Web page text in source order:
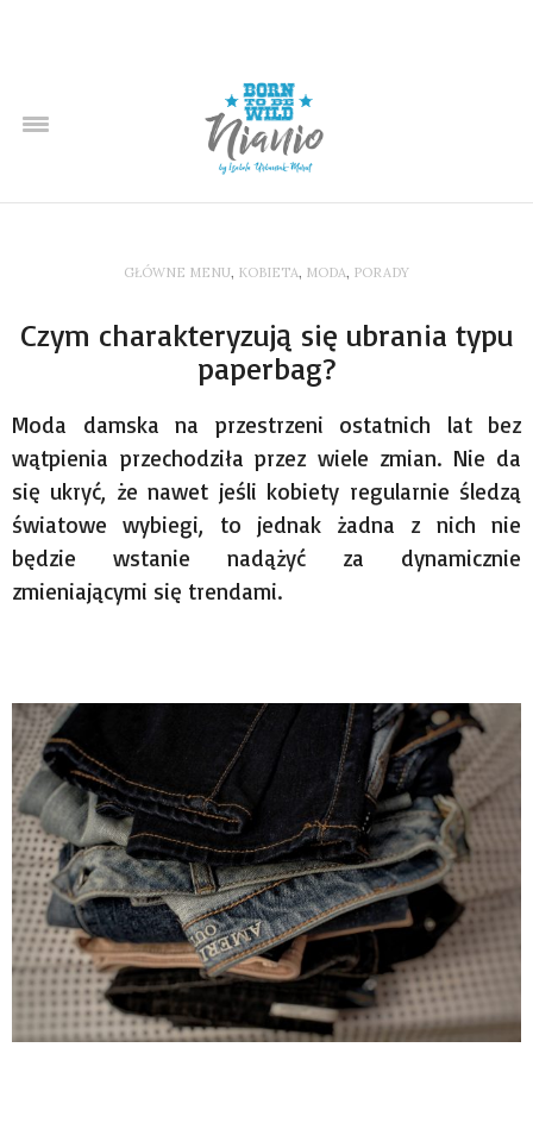
GŁÓWNE MENU, KOBIETA, MODA, PORADY
Czym charakteryzują się ubrania typu
paperbag?
Moda damska na przestrzeni ostatnich lat bez
wątpienia przechodziła przez wiele zmian. Nie da
się ukryć, że nawet jeśli kobiety regularnie śledzą
światowe wybiegi, to jednak żadna z nich nie
będzie wstanie nadążyć za dynamicznie
zmieniającymi się trendami.